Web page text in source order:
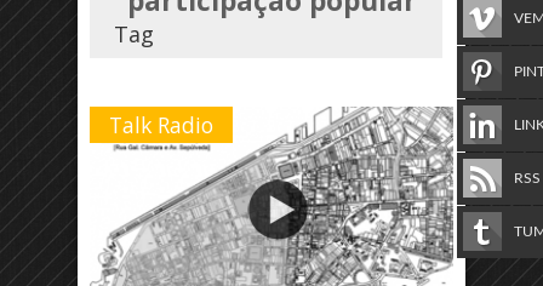
Tag
Talk Radio
RSS